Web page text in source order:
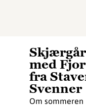
med
fra
Svenner
Om